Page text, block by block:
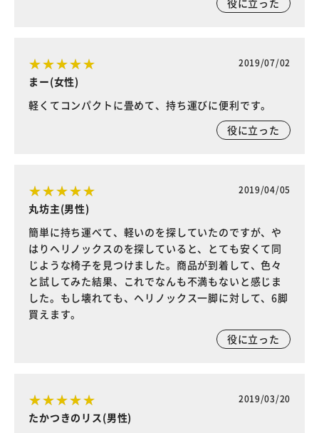
役に立った
2019/07/02
まー(女性)
軽くてコンパクトに畳めて、持ち運びに便利です。
役に立った
2019/04/05
丸坊主(男性)
簡単に持ち運べて、軽いのを探していたのですが、や
はりヘリノックスのを探していると、とても安くて同
じような椅子を見つけました。商品が到着して、色々
と試してみた結果、これでなんも不満もないと感じま
した。もし壊れても、ヘリノックス一脚に対して、6脚
買えます。
役に立った
2019/03/20
たかつきのリス(男性)